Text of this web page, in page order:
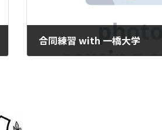
合同練習 with 一橋大学
2024年8月20日